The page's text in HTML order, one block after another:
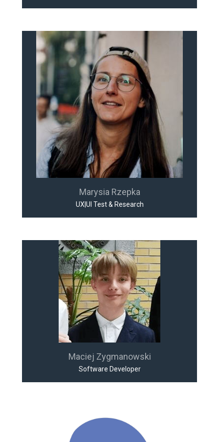
Marysia Rzepka
UX|UI Test & Research
Maciej Zygmanowski
Software Developer